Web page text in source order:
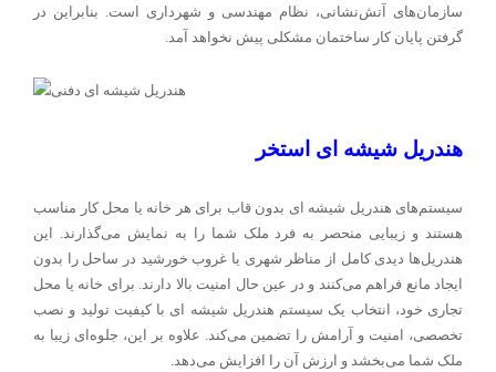
سازمان‌های آتش‌نشانی، نظام مهندسی و شهرداری است. بنابراین در
گرفتن پایان کار ساختمان مشکلی پیش نخواهد آمد.
هندریل شیشه ای استخر
سیستم‌های هندریل شیشه ای بدون قاب برای هر خانه یا محل کار مناسب
هستند و زیبایی منحصر به فرد ملک شما را به نمایش می‌گذارند. این
هندریل‌ها دیدی کامل از مناظر شهری یا غروب خورشید در ساحل را بدون
ایجاد مانع فراهم می‌کنند و در عین حال امنیت بالا دارند. برای خانه یا محل
تجاری خود، انتخاب یک سیستم هندریل شیشه ای با کیفیت تولید و نصب
تخصصی، امنیت و آرامش را تضمین می‌کند. علاوه بر این، جلوه‌ای زیبا به
ملک شما می‌بخشد و ارزش آن را افزایش می‌دهد.